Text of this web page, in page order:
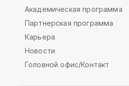
Академическая программа
Партнерская программа
Карьера
Новости
Головной офис/Контакт